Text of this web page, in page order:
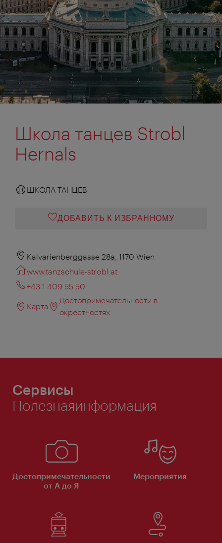
Школа танцев Strobl
Hernals
ШКОЛА ТАНЦЕВ
ДОБАВИТЬ К ИЗБРАННОМУ
Kalvarienberggasse 28a, 1170 Wien
www.tanzschule-strobl.at
+43 1 409 55 50
Карта
Достопримечательности в
окрестностях
Сервисы
Полезнаяинформация
Достопримечательности
от А до Я
Мероприятия